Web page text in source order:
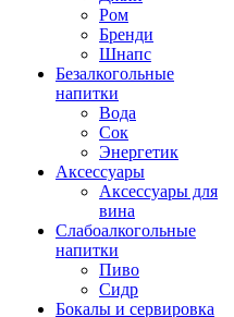
Ром
Бренди
Шнапс
Безалкогольные
напитки
Вода
Сок
Энергетик
Аксессуары
Аксессуары для
вина
Слабоалкогольные
напитки
Пиво
Сидр
Бокалы и сервировка